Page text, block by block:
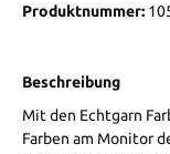
Produktnummer:
Beschreibung
Mit den Echtgarn
Farben am Monitor